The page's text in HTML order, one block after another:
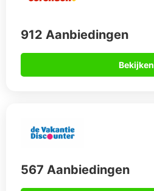
912 Aanbiedingen
Bekijken
567 Aanbiedingen